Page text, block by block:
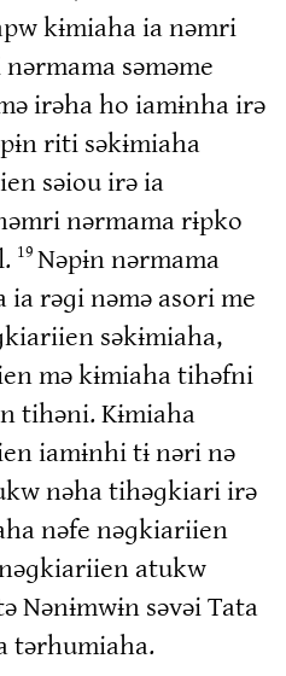
kɨmiaha ia nəmri
səməme
irəha ho iamɨnha irə
riti səkɨmiaha
səiou irə ia
nərmama rɨpko
19 Nəpɨn nərmama
ia rəɡi nəmə asori me
səkɨmiaha,
mə kɨmiaha tihəfni
tihəni. Kɨmiaha
iamɨnhi tɨ nəri nə
nəha tihəɡkiari irə
nəfe nəɡkiariien
atukw
Nənɨmwɨn səvəi Tata
tərhumiaha.